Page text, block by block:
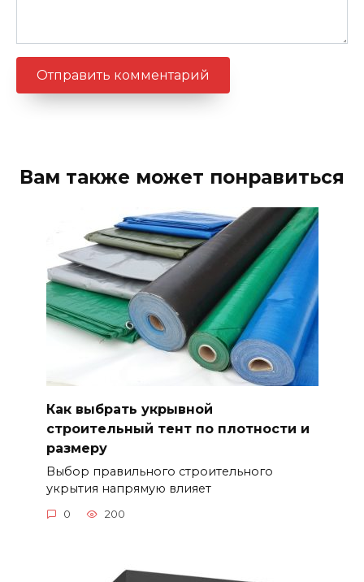
Вам также может понравиться
Как выбрать укрывной
строительный тент по плотности и
размеру
Выбор правильного строительного
укрытия напрямую влияет
0 200